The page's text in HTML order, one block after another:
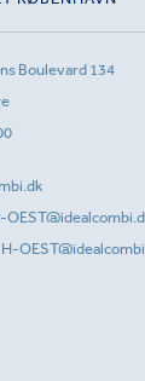
Boulevard 134
H-